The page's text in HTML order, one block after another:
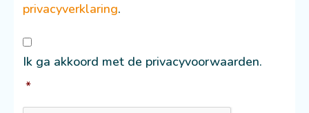
privacyverklaring.
Consent
Ik ga akkoord met de privacyvoorwaarden.
*